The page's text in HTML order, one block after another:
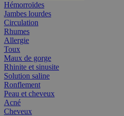
Hémorroïdes
Jambes lourdes
Circulation
Rhumes
Allergie
Toux
Maux de gorge
Rhinite et sinusite
Solution saline
Ronflement
Peau et cheveux
Acné
Cheveux